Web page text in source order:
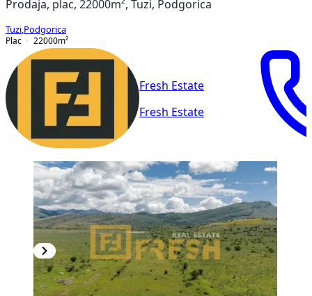
Prodaja, plac, 22000m², Tuzi, Podgorica
Tuzi Podgorica
Plac
22000m²
Fresh Estate
Fresh Estate